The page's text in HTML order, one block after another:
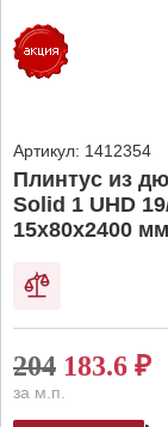
Артикул: 1412354
Плинтус из
Solid 1 UHD
15х80х2400
204 183.6 ₽
за м.п.